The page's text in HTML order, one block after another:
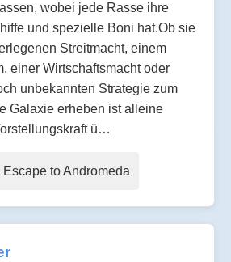
wobei jede Rasse ihre
und spezielle Boni hat.Ob sie
Streitmacht, einem
einer Wirtschaftsmacht oder
unbekannten Strategie zum
Galaxie erheben ist alleine
ü…
Escape to Andromeda